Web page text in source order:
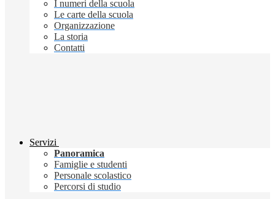
I numeri della scuola
Le carte della scuola
Organizzazione
La storia
Contatti
Servizi
Panoramica
Famiglie e studenti
Personale scolastico
Percorsi di studio